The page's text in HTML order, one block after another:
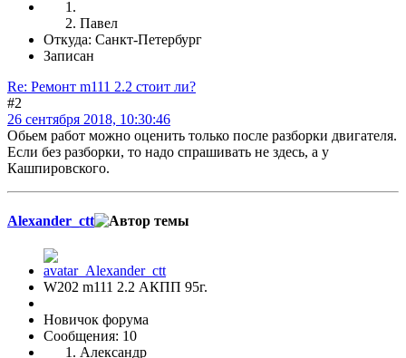
Павел
Откуда: Санкт-Петербург
Записан
Re: Ремонт m111 2.2 стоит ли?
#2
26 сентября 2018, 10:30:46
Обьем работ можно оценить только после разборки двигателя.
Если без разборки, то надо спрашивать не здесь, а у
Кашпировского.
Alexander_ctt
W202 m111 2.2 АКПП 95г.
Новичок форума
Сообщения: 10
Александр